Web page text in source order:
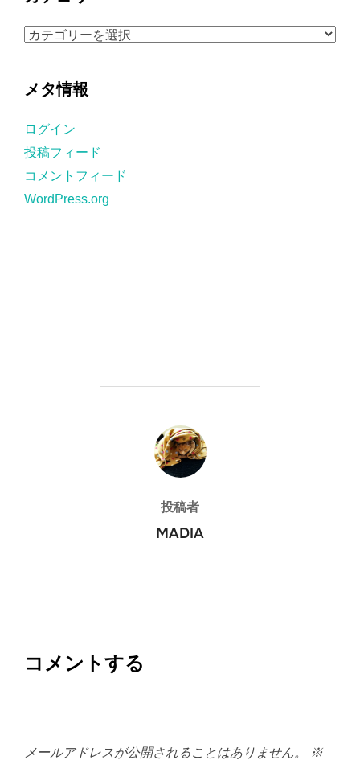
ブ
カ
ー
メタ情報
ログイン
投稿フィード
コメントフィード
WordPress.org
投稿者
投稿者
MADIA
コメントする
メールアドレスが公開されることはありません。
※